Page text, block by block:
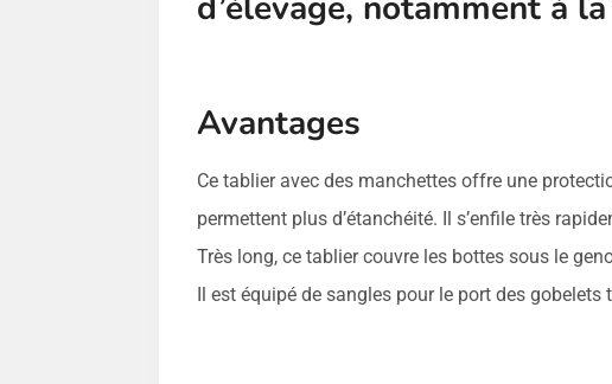
Avantages
Ce tablier avec des manchettes offre une
permettent plus d’étanchéité. Il s’enfile très
Très long, ce tablier couvre les bottes sous le
Il est équipé de sangles pour le port des gobelets